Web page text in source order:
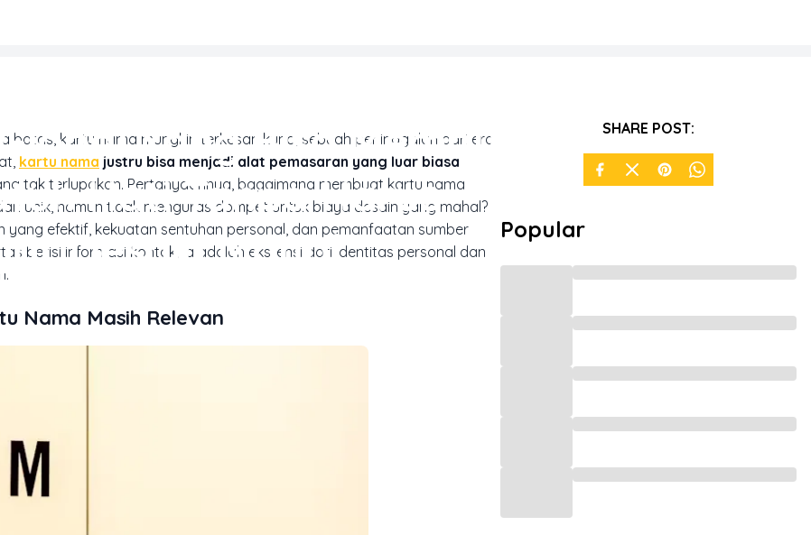
Yang Bisa Membuat
Hati Tanpa Harus
Desain Mahal
kartu nama mungkin terkesan kuno, sebuah peninggalan dari era
kartu nama justru bisa menjadi alat pemasaran yang luar biasa
tak terlupakan. Pertanyaannya, bagaimana membuat kartu nama
unik, namun tidak menguras dompet untuk biaya desain yang mahal?
efektif, kekuatan sentuhan personal, dan pemanfaatan sumber
berisi informasi kontak; ia adalah ekstensi dari identitas personal dan
Nama Masih Relevan
SHARE POST:
Popular